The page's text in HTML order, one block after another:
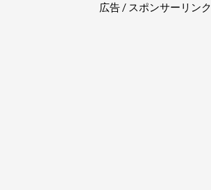
広告 / スポンサーリンク